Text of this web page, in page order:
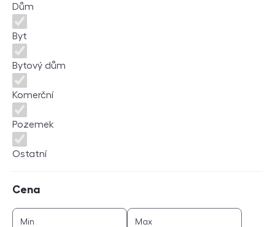
Dům
Byt
Bytový dům
Komerční
Pozemek
Ostatní
Cena
Min Maxcena (